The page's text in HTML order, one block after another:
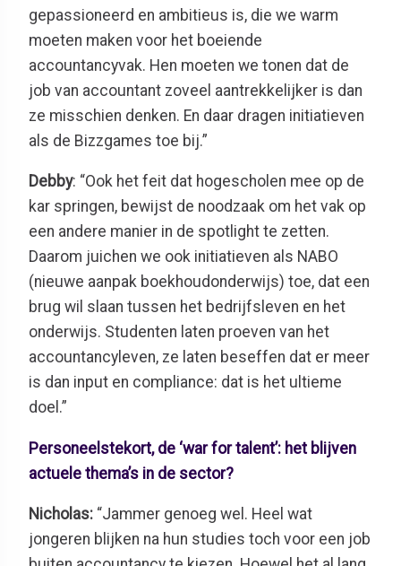
gepassioneerd en ambitieus is, die we warm
moeten maken voor het boeiende
accountancyvak. Hen moeten we tonen dat de
job van accountant zoveel aantrekkelijker is dan
ze misschien denken. En daar dragen initiatieven
als de Bizzgames toe bij.”
Debby: “Ook het feit dat hogescholen mee op de
kar springen, bewijst de noodzaak om het vak op
een andere manier in de spotlight te zetten.
Daarom juichen we ook initiatieven als NABO
(nieuwe aanpak boekhoudonderwijs) toe, dat een
brug wil slaan tussen het bedrijfsleven en het
onderwijs. Studenten laten proeven van het
accountancyleven, ze laten beseffen dat er meer
is dan input en compliance: dat is het ultieme
doel.”
Personeelstekort, de ‘war for talent’: het blijven
actuele thema’s in de sector?
Nicholas: “Jammer genoeg wel. Heel wat
jongeren blijken na hun studies toch voor een job